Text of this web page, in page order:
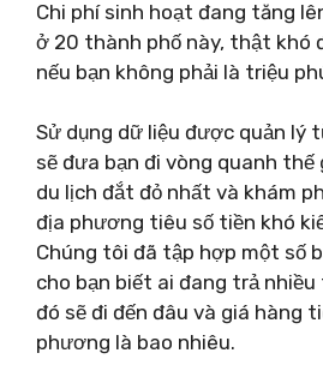
Chi phí sinh hoạt đang tăng
ở 20 thành phố này, thật khó
nếu bạn không phải là triệu
Sử dụng dữ liệu được quản lý
sẽ đưa bạn đi vòng quanh
du lịch đắt đỏ nhất và khám
địa phương tiêu số tiền khó
Chúng tôi đã tập hợp một số
cho bạn biết ai đang trả
đó sẽ đi đến đâu và giá hàng
phương là bao nhiêu.